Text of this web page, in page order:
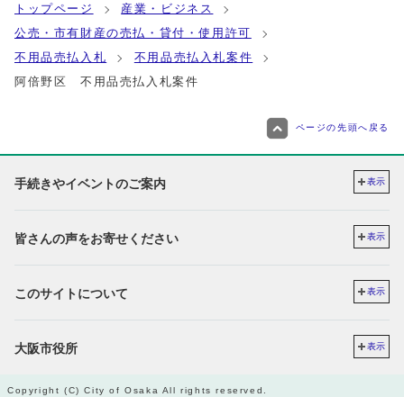
トップページ
産業・ビジネス
公売・市有財産の売払・貸付・使用許可
不用品売払入札
不用品売払入札案件
阿倍野区 不用品売払入札案件
ページの先頭へ戻る
手続きやイベントのご案内 表示
皆さんの声をお寄せください 表示
このサイトについて 表示
大阪市役所 表示
Copyright (C) City of Osaka All rights reserved.